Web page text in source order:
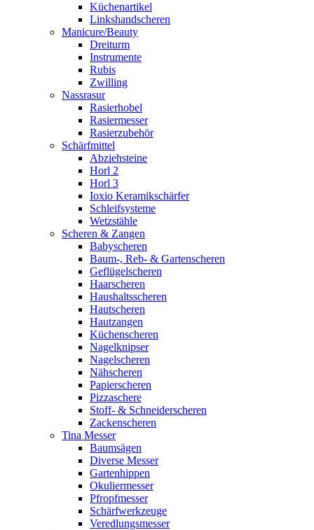
Küchenartikel
Linkshandscheren
Manicure/Beauty
Dreiturm
Instrumente
Rubis
Zwilling
Nassrasur
Rasierhobel
Rasiermesser
Rasierzubehör
Schärfmittel
Abziehsteine
Horl 2
Horl 3
Ioxio Keramikschärfer
Schleifsysteme
Wetzstähle
Scheren & Zangen
Babyscheren
Baum-, Reb- & Gartenscheren
Geflügelscheren
Haarscheren
Haushaltsscheren
Hautscheren
Hautzangen
Küchenscheren
Nagelknipser
Nagelscheren
Nähscheren
Papierscheren
Pizzaschere
Stoff- & Schneiderscheren
Zackenscheren
Tina Messer
Baumsägen
Diverse Messer
Gartenhippen
Okuliermesser
Pfropfmesser
Schärfwerkzeuge
Veredlungsmesser